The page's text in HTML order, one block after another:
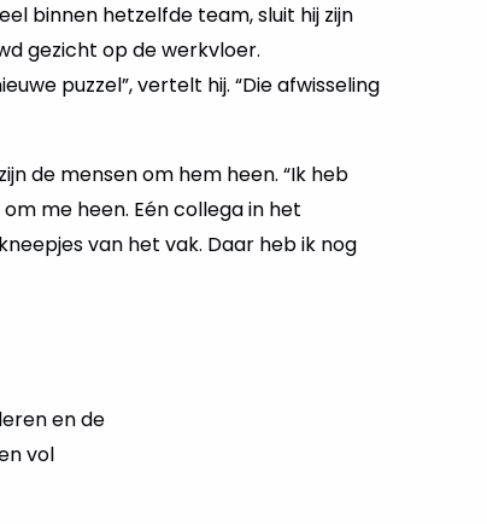
binnen hetzelfde team, sluit hij zijn
gezicht op de werkvloer.
puzzel”, vertelt hij. “Die afwisseling
de mensen om hem heen. “Ik heb
me heen. Eén collega in het
van het vak. Daar heb ik nog
en de
vol